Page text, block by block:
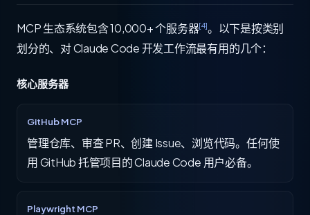
MCP 生态系统包含 10,000+ 个服务器[4]。以下是按类别
划分的、对 Claude Code 开发工作流最有用的几个：
核心服务器
GitHub MCP
管理仓库、审查 PR、创建 Issue、浏览代码。任何使
用 GitHub 托管项目的 Claude Code 用户必备。
Playwright MCP